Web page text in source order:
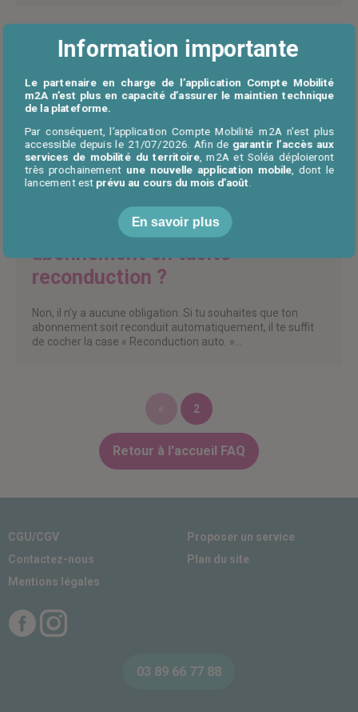
Quelle est la validité de mon
titre de transport Soléa ?
du réseau Soléa et jusqu’à Graffenwald. Le ticket 1
Voyage 1 Heure est valide pendant 1 heure,…
Suis-je obligé de souscrire à un
abonnement en tacite
reconduction ?
Non, il n’y a aucune obligation. Si tu souhaites que ton
abonnement soit reconduit automatiquement, il te suffit
de cocher la case « Reconduction auto. »…
« 2
Retour à l'accueil FAQ
CGU/CGV
Contactez-nous
Mentions légales
Proposer un service
Plan du site
03 89 66 77 88
En savoir plus
Le partenaire en charge de l’application Compte Mobilité
m2A n’est plus en capacité d’assurer le maintien technique
de la plateforme.
Par conséquent, l’application Compte Mobilité m2A n'est plus
accessible depuis le 21/07/2026. Afin de garantir l’accès aux
services de mobilité du territoire, m2A et Soléa déploieront
très prochainement une nouvelle application mobile, dont le
lancement estprévu au cours du mois d’août.
Information importante